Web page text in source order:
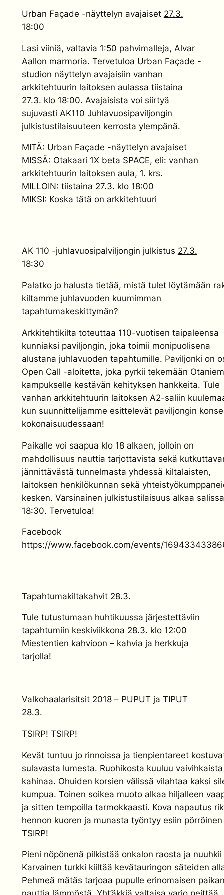
Urban Façade -näyttelyn avajaiset 27.3.
18:00
Lasi viiniä, valtavia 1:50 pahvimalleja, Alvar
Aallon marmoria. Tervetuloa Urban Façade -
studion näyttelyn avajaisiin vanhan
arkkitehtuurin laitoksen aulassa tiistaina
27.3. klo 18:00. Avajaisista voi siirtyä
sujuvasti AK110 Juhlavuosipaviljongin
julkistustilaisuuteen kerrosta ylempänä.
MITÄ: Urban Façade -näyttelyn avajaiset
MISSÄ: Otakaari 1X beta SPACE, eli: vanhan
arkkitehtuurin laitoksen aula, 1. krs.
MILLOIN: tiistaina 27.3. klo 18:00
MIKSI: Koska tätä on arkkitehtuuri
AK 110 -juhlavuosipalviljongin julkistus 27.3.
18:30
Palatko jo halusta tietää, mistä tulet löytämään
kiltamme juhlavuoden kuumimman
tapahtumakeskittymän?
Arkkitehtikilta toteuttaa 110-vuotisen taipaleensa
kunniaksi paviljongin, joka toimii monipuolisena
alustana juhlavuoden tapahtumille. Paviljonki on
Open Call -aloitetta, joka pyrkii tekemään
kampukselle kestävän kehityksen hankkeita. Tule
vanhan arkkitehtuurin laitoksen A2-saliin
kun suunnittelijamme esittelevät paviljongin
kokonaisuudessaan!
Paikalle voi saapua klo 18 alkaen, jolloin on
mahdollisuus nauttia tarjottavista sekä
jännittävästä tunnelmasta yhdessä kiltalaisten,
laitoksen henkilökunnan sekä
kesken. Varsinainen julkistustilaisuus alkaa
18:30. Tervetuloa!
Facebook
https://www.facebook.com/events/
Tapahtumakiltakahvit 28.3.
Tule tutustumaan huhtikuussa järjestettäviin
tapahtumiin keskiviikkona 28.3. klo 12:00
Miestentien kahvioon – kahvia ja herkkuja
tarjolla!
Valkohaalarisitsit 2018 – PUPUT ja TIPUT
28.3.
TSIRP! TSIRP!
Kevät tuntuu jo rinnoissa ja tienpientareet
sulavasta lumesta. Ruohikosta kuuluu vaivihkaista
kahinaa. Ohuiden korsien välissä vilahtaa kaksi
kumpua. Toinen soikea muoto alkaa hiljalleen
ja sitten tempoilla tarmokkaasti. Kova napautus
hennon kuoren ja munasta työntyy esiin
TSIRP!
Pieni nöpönenä pilkistää onkalon raosta ja
Karvainen turkki kiiltää kevätauringon säteiden
Pehmeä mätäs tarjoaa pupulle erinomaisen